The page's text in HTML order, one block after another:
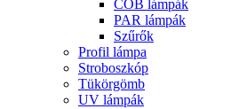
COB lámpák
PAR lámpák
Szűrők
Profil lámpa
Stroboszkóp
Tükörgömb
UV lámpák